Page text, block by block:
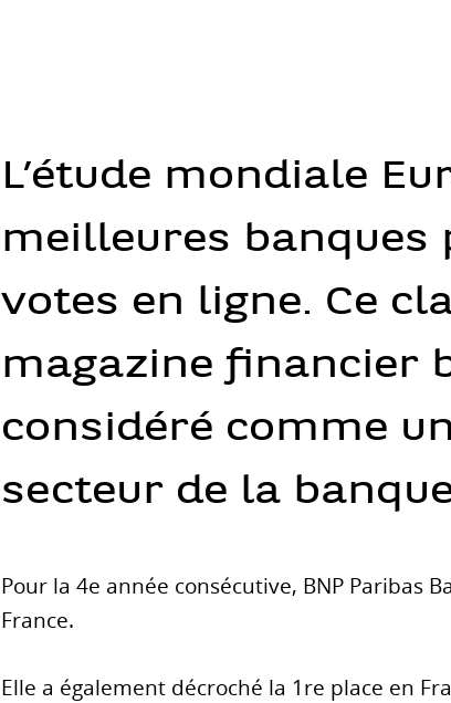
L’étude mondiale
meilleures banques
votes en ligne. Ce
magazine financier
considéré comme
secteur de la
Pour la 4e année consécutive, BNP Paribas
France.
Elle a également décroché la 1re place en